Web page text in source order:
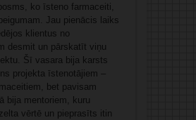
ko īsteno farmaceiti,
Jau pienācis laiks
klientus no
desmit un pārskatīt viņu
Šī vasara bija karsts
projekta īstenotājiem –
bet pavisam
bija mentoriem, kuru
vērtē un pieprasīts itin